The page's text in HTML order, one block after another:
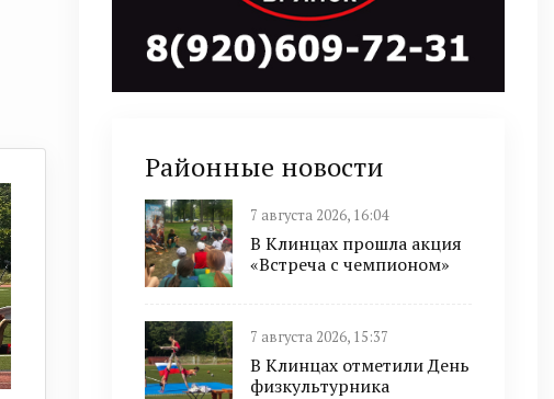
Районные новости
7 августа 2026, 16:04
В Клинцах прошла акция
«Встреча с чемпионом»
7 августа 2026, 15:37
В Клинцах отметили День
физкультурника